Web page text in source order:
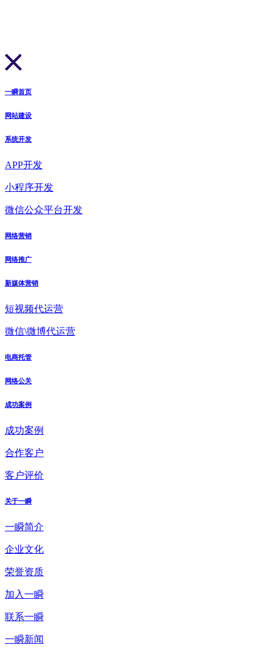
一瞬首页
网站建设
系统开发
APP开发
小程序开发
微信公众平台开发
网络营销
网络推广
新媒体营销
短视频代运营
微信\微博代运营
电商托管
网络公关
成功案例
成功案例
合作客户
客户评价
关于一瞬
一瞬简介
企业文化
荣誉资质
加入一瞬
联系一瞬
一瞬新闻